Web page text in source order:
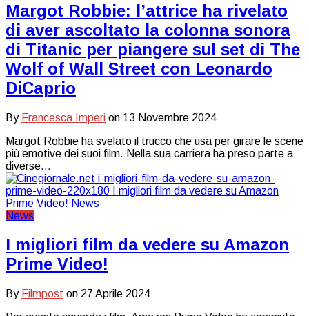
Margot Robbie: l’attrice ha rivelato
di aver ascoltato la colonna sonora
di Titanic per piangere sul set di The
Wolf of Wall Street con Leonardo
DiCaprio
By Francesca Imperi on 13 Novembre 2024
Margot Robbie ha svelato il trucco che usa per girare le scene
più emotive dei suoi film. Nella sua carriera ha preso parte a
diverse…
News
I migliori film da vedere su Amazon
Prime Video!
By Filmpost on 27 Aprile 2024